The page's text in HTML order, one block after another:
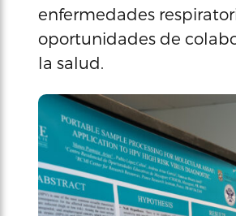
enfermedades
oportunidades de
la salud.